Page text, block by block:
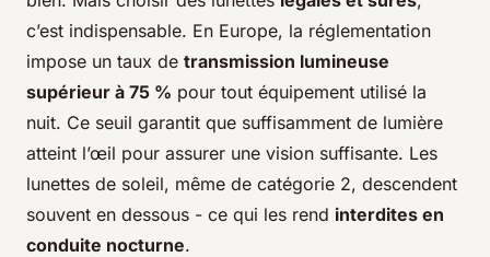
c’est indispensable. En Europe, la réglementation
impose un taux de transmission lumineuse
supérieur à 75 % pour tout équipement utilisé la
nuit. Ce seuil garantit que suffisamment de lumière
atteint l’œil pour assurer une vision suffisante. Les
lunettes de soleil, même de catégorie 2, descendent
souvent en dessous - ce qui les rend interdites en
conduite nocturne.